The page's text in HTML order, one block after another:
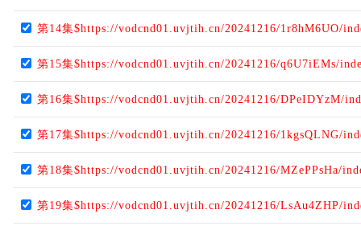
第14集$https://vodcnd01.uvjtih.cn/20241216/1r8hM6UO/
第15集$https://vodcnd01.uvjtih.cn/20241216/q6U7iEMs/
第16集$https://vodcnd01.uvjtih.cn/20241216/DPeIDYzM/
第17集$https://vodcnd01.uvjtih.cn/20241216/1kgsQLNG/
第18集$https://vodcnd01.uvjtih.cn/20241216/MZePPsHa/
第19集$https://vodcnd01.uvjtih.cn/20241216/LsAu4ZHP/